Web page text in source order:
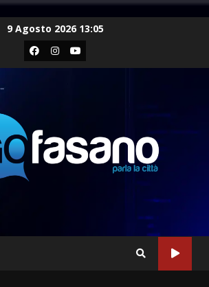
9 Agosto 2026 13:05
Facebook
Instagram
Youtube